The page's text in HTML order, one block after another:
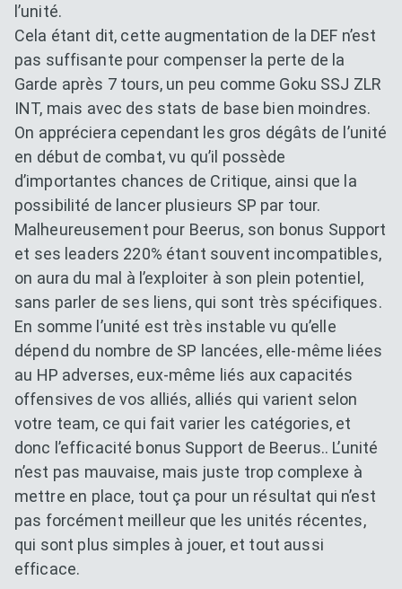
l’unité.
Cela étant dit, cette augmentation de la DEF n’est
pas suffisante pour compenser la perte de la
Garde après 7 tours, un peu comme Goku SSJ ZLR
INT, mais avec des stats de base bien moindres.
On appréciera cependant les gros dégâts de l’unité
en début de combat, vu qu’il possède
d’importantes chances de Critique, ainsi que la
possibilité de lancer plusieurs SP par tour.
Malheureusement pour Beerus, son bonus Support
et ses leaders 220% étant souvent incompatibles,
on aura du mal à l’exploiter à son plein potentiel,
sans parler de ses liens, qui sont très spécifiques.
En somme l’unité est très instable vu qu’elle
dépend du nombre de SP lancées, elle-même liées
au HP adverses, eux-même liés aux capacités
offensives de vos alliés, alliés qui varient selon
votre team, ce qui fait varier les catégories, et
donc l’efficacité bonus Support de Beerus.. L’unité
n’est pas mauvaise, mais juste trop complexe à
mettre en place, tout ça pour un résultat qui n’est
pas forcément meilleur que les unités récentes,
qui sont plus simples à jouer, et tout aussi
efficace.